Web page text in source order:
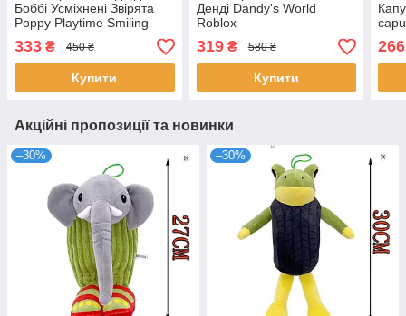
Боббі Усміхнені Звірята
Poppy Playtime Smiling
Critters
333 ₴ 450 ₴
Купити
Денді Dandy's World
Roblox
319₴ 580 ₴
Купити
266
Акційні пропозиції та новинки
–30% –30%